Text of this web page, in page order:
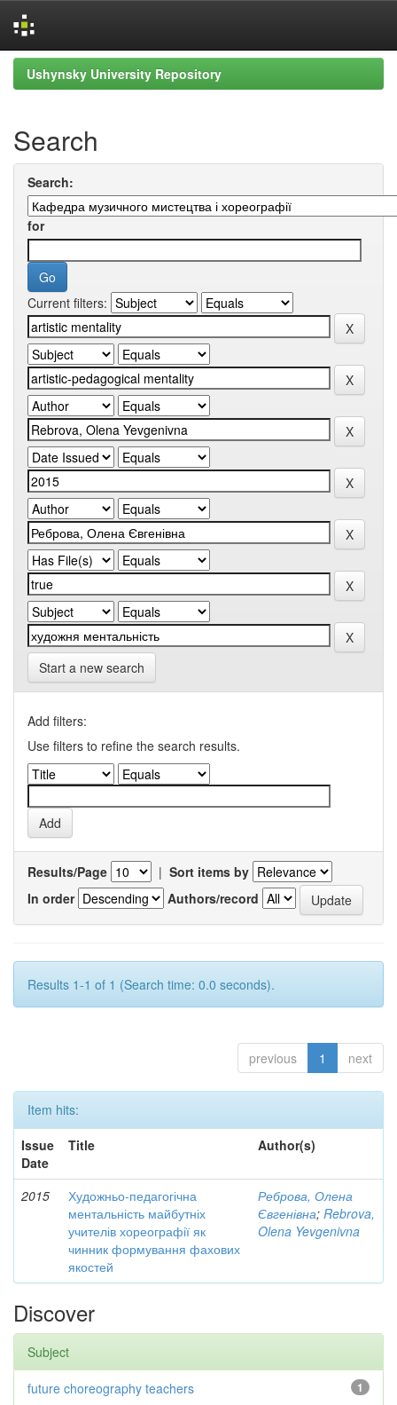
Skip
navigation
Ushynsky University Repository
Search
Search:
for
Current filters:
Start a new search
Add filters:
Use filters to refine the search results.
Results/Page | Sort items by
In order
Authors/record
Results 1-1 of 1 (Search time: 0.0 seconds).
previous 1 next
Item hits:
Issue
Date
Title Author(s)
2015
Художньо-педагогічна
ментальність майбутніх
учителів хореографії як
чинник формування фахових
якостей
Реброва, Олена
Євгенівна; Rebrova,
Olena Yevgenivna
Discover
Subject
1
future choreography teachers